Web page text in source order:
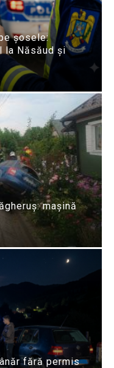
șosele:
la Năsăud și
mașină
fără permis